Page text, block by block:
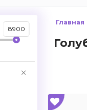
Главная
8900